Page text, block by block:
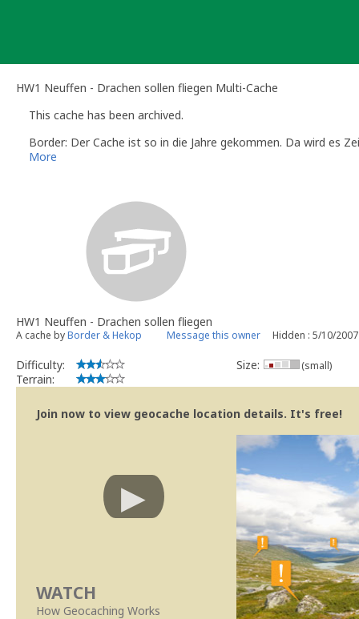
HW1 Neuffen - Drachen sollen fliegen Multi-Cache
This cache has been archived.
Border: Der Cache ist so in die Jahre gekommen. Da wird es
More
HW1 Neuffen - Drachen sollen fliegen
A cache byBorder & Hekop Message this owner Hidden : 5/10/2007
Difficulty:
Terrain:
Size: (small)
Join now to view geocache location details. It's free!
WATCH
How Geocaching Works